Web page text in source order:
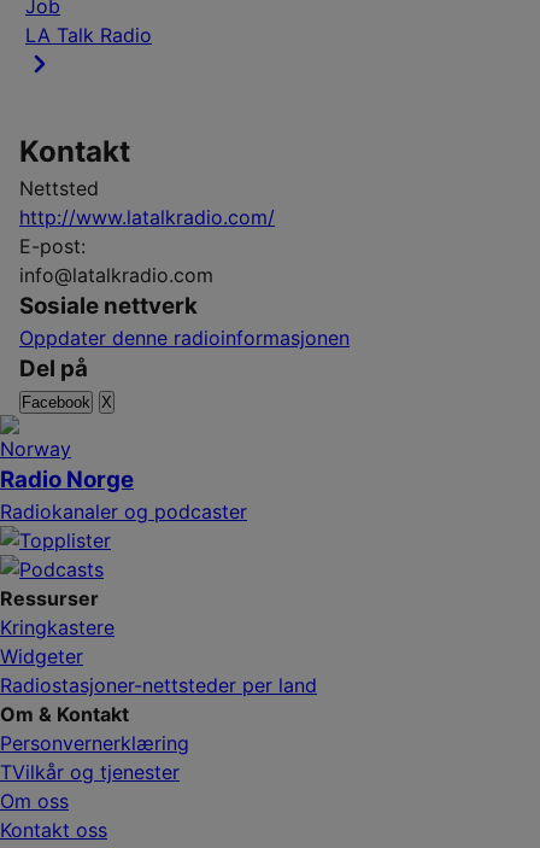
Job
LA Talk Radio
Kontakt
Nettsted
http://www.latalkradio.com/
E-post:
info@latalkradio.com
Sosiale nettverk
Oppdater denne radioinformasjonen
Del på
Facebook X
Radio Norge
Radiokanaler og podcaster
Ressurser
Kringkastere
Widgeter
Radiostasjoner-nettsteder per land
Om & Kontakt
Personvernerklæring
TVilkår og tjenester
Om oss
Kontakt oss